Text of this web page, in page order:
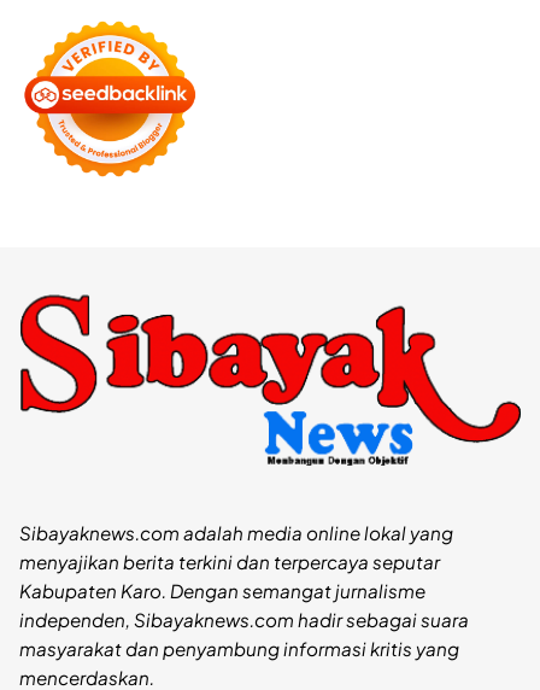
Sibayaknews.com adalah media online lokal yang
menyajikan berita terkini dan terpercaya seputar
Kabupaten Karo. Dengan semangat jurnalisme
independen, Sibayaknews.com hadir sebagai suara
masyarakat dan penyambung informasi kritis yang
mencerdaskan.